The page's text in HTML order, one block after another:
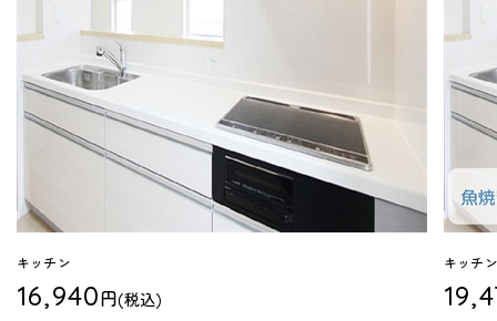
キッチン
16,940円(税込)
キッチ